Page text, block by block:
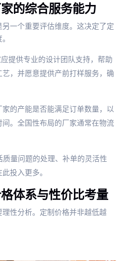
的综合服务能力
一个重要评估维度。这决定了定
提供专业的设计团队支持，帮助
，并愿意提供产前打样服务，确
的产能是否能满足订单数量，以
。全国性布局的厂家通常在物流
量问题的处理、补单的灵活性
投入更多。
体系与性价比考量
性分析。定制价格并非越低越